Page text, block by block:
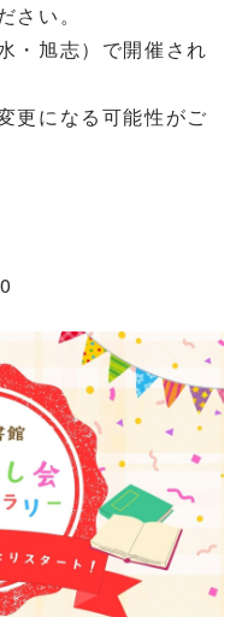
さい。
・旭志）で開催され
更になる可能性がご